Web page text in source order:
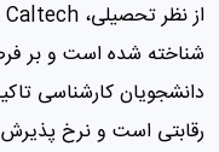
شناخته شده است و بر
رقابتی است و نرخ